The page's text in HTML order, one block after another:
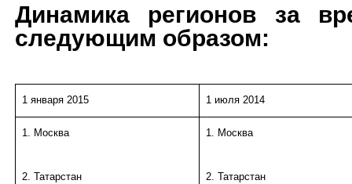
Динамика регионов за
следующим образом:
1 января 2015 1 июля 2014
1. Москва
2. Татарстан
1. Москва
2. Татарстан